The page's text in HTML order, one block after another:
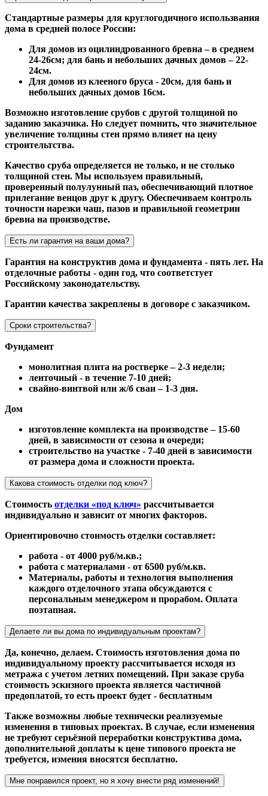
Стандартные размеры для круглогодичного использвания
дома в средней полосе России:
Для домов из оцилиндрованного бревна – в среднем
24-26см; для бань и небольших дачных домов – 22-
24см.
Для домов из клееного бруса - 20см, для бань и
небольших дачных домов 16см.
Возможно изготовление срубов с другой толщиной по
заданию заказчика. Но следует помнить, что значительное
увеличение толщины стен прямо влияет на цену
строительтства.
Качество сруба определяется не только, и не столько
толщиной стен. Мы используем правильный,
проверенный полулунный паз, обеспечивающий плотное
прилегание венцов друг к другу. Обеспечиваем контроль
точности нарезки чаш, пазов и правильной геометрии
бревна на производстве.
Есть ли гарантия на ваши дома?
Гарантия на конструктив дома и фундамента - пять лет. На
отделочные работы - один год, что соответстует
Российскому законодательству.
Гарантии качества закреплены в договоре с заказчиком.
Сроки строительства?
Фундамент
монолитная плита на ростверке – 2-3 недели;
ленточный - в течение 7-10 дней;
свайно-винтвой или ж/б сваи – 1-3 дня.
Дом
изготовление комплекта на производстве – 15-60
дней, в зависимости от сезона и очереди;
строительство на участке - 7-40 дней в зависимости
от размера дома и сложности проекта.
Какова стоимость отделки под ключ?
Стоимость отделки «под ключ» рассчитывается
индивидуально и зависит от многих факторов.
Ориентировочно стоимость отделки составляет:
работа - от 4000 руб/м.кв.;
работа с материалами - от 6500 руб/м.кв.
Материалы, работы и технология выполнения
каждого отделочного этапа обсуждаются с
персональным менеджером и прорабом. Оплата
поэтапная.
Делаете ли вы дома по индивидуальным проектам?
Да, конечно, делаем. Стоимость изготовления дома по
индивидуальному проекту рассчитывается исходя из
метража с учетом летних помещений. При заказе сруба
стоимость эскизного проекта является частичной
предоплатой, то есть проект будет - бесплатным
Также возможны любые технически реализуемые
изменения в типовых проектах. В случае, если изменения
не требуют серьёзной переработки конструктива дома,
дополнительной доплаты к цене типового проекта не
требуется, измения вносятся бесплатно.
Мне понравился проект, но я хочу внести ряд изменений!